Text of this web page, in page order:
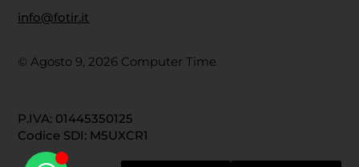
info@fotir.it
© Agosto 9, 2026 Computer Time
P.IVA: 01445350125
Codice SDI: M5UXCR1